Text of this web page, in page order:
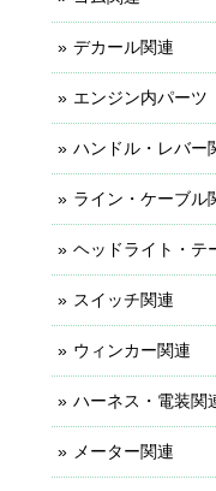
デカール関連
エンジン内パーツ
ハンドル・レバー
ライン・ケーブル
ヘッドライト・テ
スイッチ関連
ウィンカー関連
ハーネス・電装関
メーター関連